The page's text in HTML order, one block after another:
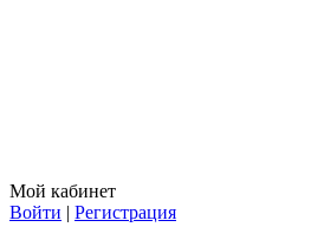
Мой кабинет
Войти | Регистрация